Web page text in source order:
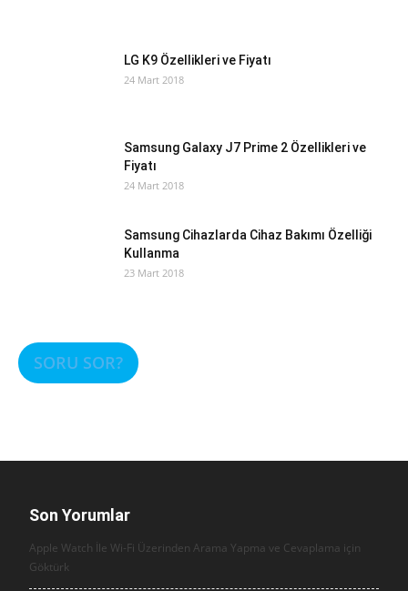
LG K9 Özellikleri ve Fiyatı
24 Mart 2018
Samsung Galaxy J7 Prime 2 Özellikleri ve
Fiyatı
24 Mart 2018
Samsung Cihazlarda Cihaz Bakımı Özelliği
Kullanma
23 Mart 2018
SORU SOR?
Son Yorumlar
Apple Watch İle Wi-Fi Üzerinden Arama Yapma ve Cevaplama için
Göktürk